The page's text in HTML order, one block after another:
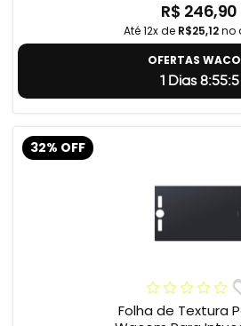
R$ 246,90
Até 12x de R$25,12no
OFERTAS
1 Dias 8:55:4
32% OFF
Folha de Textura